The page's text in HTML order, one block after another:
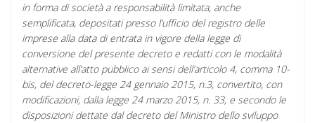
in forma di società a responsabilità limitata, anche
semplificata, depositati presso l’ufficio del registro delle
imprese alla data di entrata in vigore della legge di
conversione del presente decreto e redatti con le modalità
alternative all’atto pubblico ai sensi dell’articolo 4, comma 10-
bis, del decreto-legge 24 gennaio 2015, n.3, convertito, con
modificazioni, dalla legge 24 marzo 2015, n. 33, e secondo le
disposizioni dettate dal decreto del Ministro dello sviluppo